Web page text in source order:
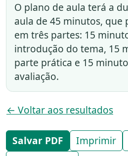
O plano de aula terá a
aula de 45 minutos, que
em três partes: 15
introdução do tema, 15
parte prática e 15
avaliação.
← Voltar aos resultados
Salvar PDF Imprimir